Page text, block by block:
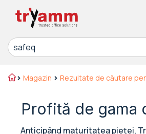
Caută după:
Magazin Rezultate de căutare
Profită de gama
Anticipând maturitatea pieței,